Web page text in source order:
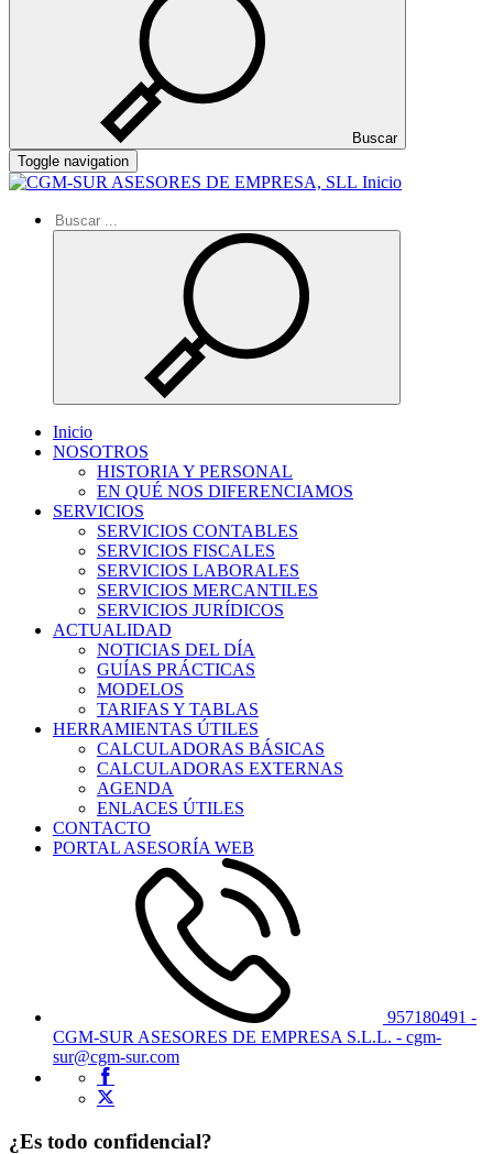
Buscar
Toggle navigation
Inicio
Inicio
NOSOTROS
HISTORIA Y PERSONAL
EN QUÉ NOS DIFERENCIAMOS
SERVICIOS
SERVICIOS CONTABLES
SERVICIOS FISCALES
SERVICIOS LABORALES
SERVICIOS MERCANTILES
SERVICIOS JURÍDICOS
ACTUALIDAD
NOTICIAS DEL DÍA
GUÍAS PRÁCTICAS
MODELOS
TARIFAS Y TABLAS
HERRAMIENTAS ÚTILES
CALCULADORAS BÁSICAS
CALCULADORAS EXTERNAS
AGENDA
ENLACES ÚTILES
CONTACTO
PORTAL ASESORÍA WEB
957180491 -
CGM-SUR ASESORES DE EMPRESA S.L.L. - cgm-
sur@cgm-sur.com
¿Es todo confidencial?